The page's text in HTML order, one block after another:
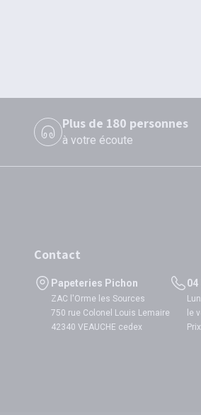
Plus de 180 personnes
à votre écoute
Contact
Papeteries Pichon
ZAC l'Orme les Sources
750 rue Colonel Louis Lemaire
42340 VEAUCHE cedex
04
le